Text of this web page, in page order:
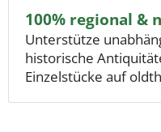
100% regional &
Unterstütze
historische
Einzelstücke auf